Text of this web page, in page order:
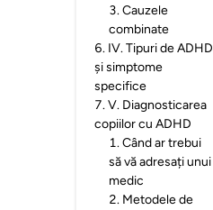
3.Cauzele
combinate
6. IV. Tipuri de ADHD
și simptome
specifice
7.V. Diagnosticarea
copiilor cu ADHD
1.Când ar trebui
să vă adresați unui
medic
2. Metodele de